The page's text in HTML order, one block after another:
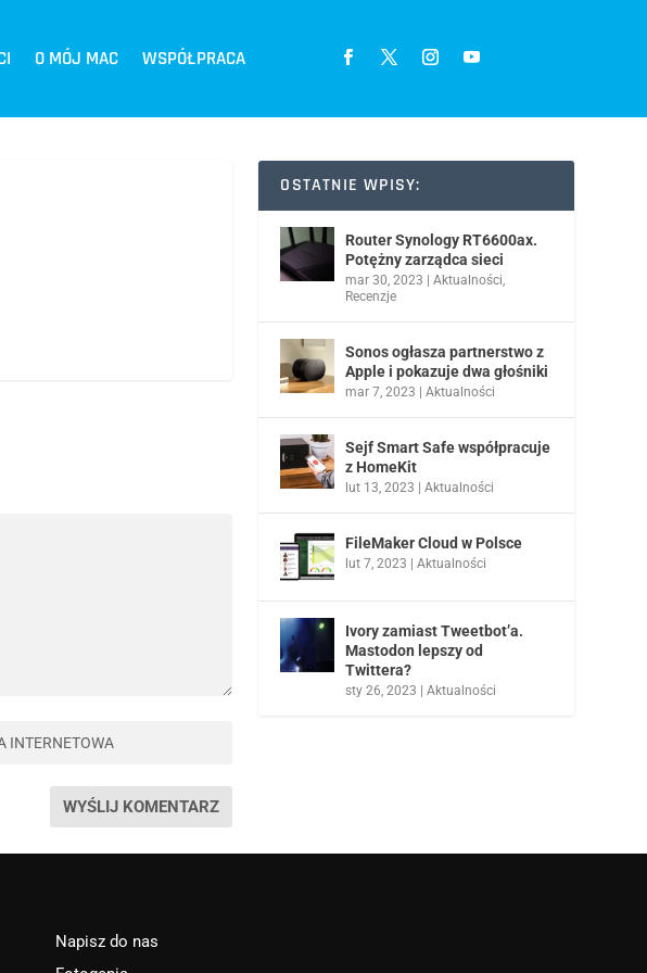
O MÓJ MAC WSPÓŁPRACA
OSTATNIE WPISY:
Router Synology RT6600ax.
Potężny zarządca sieci
mar 30, 2023 |Aktualności,
Recenzje
Sonos ogłasza partnerstwo z
Apple i pokazuje dwa głośniki
mar 7, 2023 |Aktualności
Sejf Smart Safe współpracuje
z HomeKit
lut 13, 2023 |Aktualności
FileMaker Cloud w Polsce
lut 7, 2023 |Aktualności
Ivory zamiast Tweetbot’a.
Mastodon lepszy od
Twittera?
sty 26, 2023 |Aktualności
Napisz do nas